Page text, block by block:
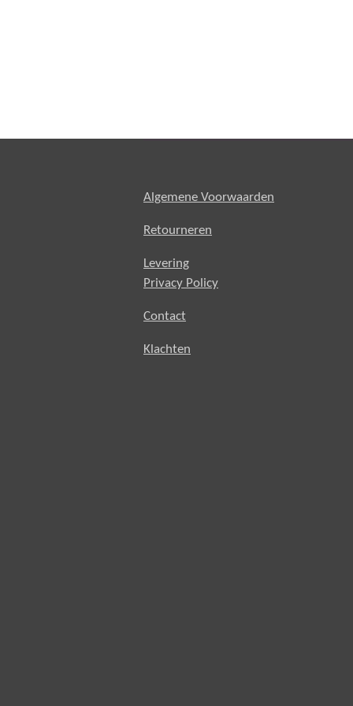
Algemene Voorwaarden
Retourneren
Levering
Privacy Policy
Contact
Klachten